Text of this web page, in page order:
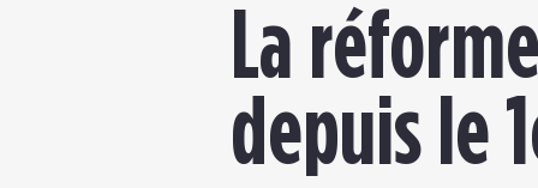
La
depuis le